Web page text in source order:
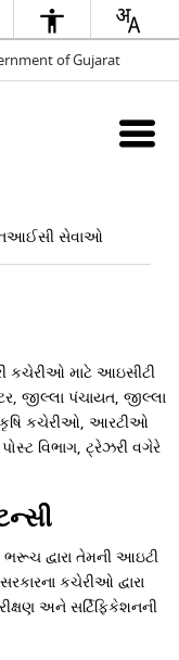
of Gujarat
સેવાઓ
કચેરીઓ માટે આઇસીટી
જીલ્લા પંચાયત, જીલ્લા
કચેરીઓ, આરટીઓ
વિભાગ, ટ્રેઝરી વગેરે
દ્વારા તેમની આઇટી
કચેરીઓ દ્વારા
અને સર્ટિફિકેશનની